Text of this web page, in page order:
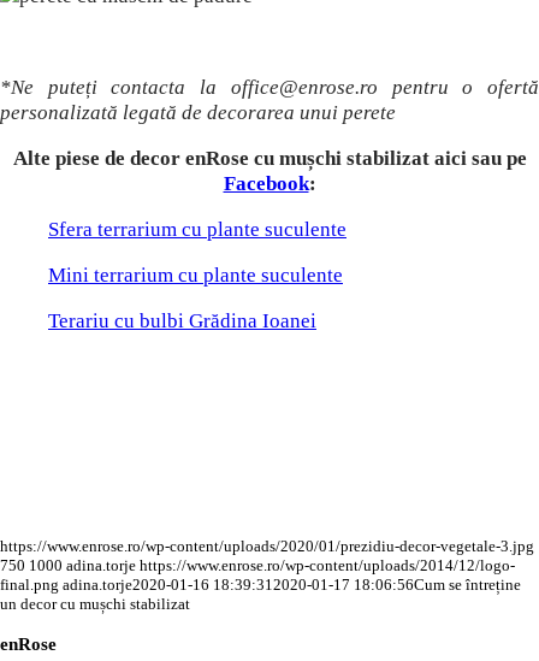
*Ne puteți contacta la office@enrose.ro pentru o ofertă
personalizată legată de decorarea unui perete
Alte piese de decor enRose cu mușchi stabilizat aici sau pe
Facebook:
Sfera terrarium cu plante suculente
Mini terrarium cu plante suculente
Terariu cu bulbi Grădina Ioanei
https://www.enrose.ro/wp-content/uploads/2020/01/prezidiu-decor-vegetale-3.jpg
750 1000 adina.torje https://www.enrose.ro/wp-content/uploads/2014/12/logo-
final.png adina.torje2020-01-16 18:39:312020-01-17 18:06:56Cum se întreține
un decor cu mușchi stabilizat
enRose